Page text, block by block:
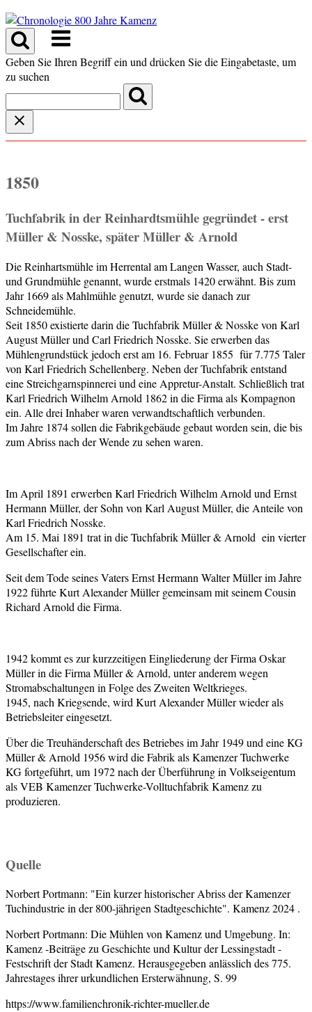
Skip
to
content
Menu
Geben Sie Ihren Begriff ein und drücken Sie die Eingabetaste, um
zu suchen
1850
Tuchfabrik in der Reinhardtsmühle gegründet - erst
Müller & Nosske, später Müller & Arnold
Die Reinhartsmühle im Herrental am Langen Wasser, auch Stadt-
und Grundmühle genannt, wurde erstmals 1420 erwähnt. Bis zum
Jahr 1669 als Mahlmühle genutzt, wurde sie danach zur
Schneidemühle.
Seit 1850 existierte darin die Tuchfabrik Müller & Nosske von Karl
August Müller und Carl Friedrich Nosske. Sie erwerben das
Mühlengrundstück jedoch erst am 16. Februar 1855 für 7.775 Taler
von Karl Friedrich Schellenberg. Neben der Tuchfabrik entstand
eine Streichgarnspinnerei und eine Appretur-Anstalt. Schließlich trat
Karl Friedrich Wilhelm Arnold 1862 in die Firma als Kompagnon
ein. Alle drei Inhaber waren verwandtschaftlich verbunden.
Im Jahre 1874 sollen die Fabrikgebäude gebaut worden sein, die bis
zum Abriss nach der Wende zu sehen waren.
Im April 1891 erwerben Karl Friedrich Wilhelm Arnold und Ernst
Hermann Müller, der Sohn von Karl August Müller, die Anteile von
Karl Friedrich Nosske.
Am 15. Mai 1891 trat in die Tuchfabrik Müller & Arnold ein vierter
Gesellschafter ein.
Seit dem Tode seines Vaters Ernst Hermann Walter Müller im Jahre
1922 führte Kurt Alexander Müller gemeinsam mit seinem Cousin
Richard Arnold die Firma.
1942 kommt es zur kurzzeitigen Eingliederung der Firma Oskar
Müller in die Firma Müller & Arnold, unter anderem wegen
Stromabschaltungen in Folge des Zweiten Weltkrieges.
1945, nach Kriegsende, wird Kurt Alexander Müller wieder als
Betriebsleiter eingesetzt.
Über die Treuhänderschaft des Betriebes im Jahr 1949 und eine KG
Müller & Arnold 1956 wird die Fabrik als Kamenzer Tuchwerke
KG fortgeführt, um 1972 nach der Überführung in Volkseigentum
als VEB Kamenzer Tuchwerke-Volltuchfabrik Kamenz zu
produzieren.
Quelle
Norbert Portmann: "Ein kurzer historischer Abriss der Kamenzer
Tuchindustrie in der 800-jährigen Stadtgeschichte". Kamenz 2024 .
Norbert Portmann: Die Mühlen von Kamenz und Umgebung. In:
Kamenz -Beiträge zu Geschichte und Kultur der Lessingstadt -
Festschrift der Stadt Kamenz. Herausgegeben anlässlich des 775.
Jahrestages ihrer urkundlichen Ersterwähnung, S. 99
https://www.familienchronik-richter-mueller.de